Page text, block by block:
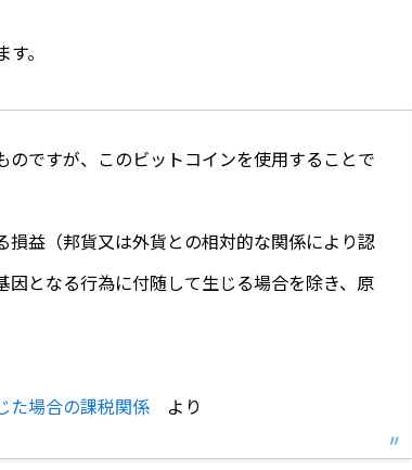
。
ですが、このビットコインを使用することで
益（邦貨又は外貨との相対的な関係により認
となる行為に付随して生じる場合を除き、原
た場合の課税関係 より